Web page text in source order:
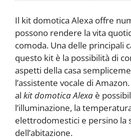
Il kit domotica Alexa offre
possono rendere la vita
comoda. Una delle principali
questo kit è la possibilità di
aspetti della casa
l’assistente vocale di
al kit domotica Alexa è
l’illuminazione, la
elettrodomestici e persino la
dell’abitazione.